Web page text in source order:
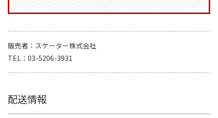
販売者
スケーター株式会社
TEL
03-5206-3931
配送情報